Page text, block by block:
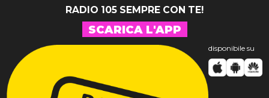
RADIO 105 SEMPRE CON TE!
SCARICA L'APP
disponibile su